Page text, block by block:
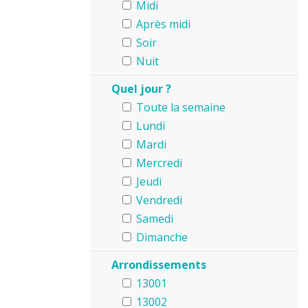
Midi
Après midi
Soir
Nuit
Quel jour ?
Toute la semaine
Lundi
Mardi
Mercredi
Jeudi
Vendredi
Samedi
Dimanche
Arrondissements
13001
13002